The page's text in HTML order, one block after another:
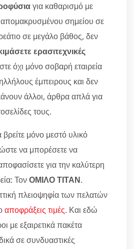
για καθαρισμό με
σημείου σε
σε μεγάλο βάθος, δεν
ερασιτεχνικές
όχι μόνο σοβαρή εταιρεία
έμπειρους και δεν
άλλοι, άρθρα απλά για
τους.
μόνο μεστό υλικό
να μπορέσετε να
για την καλύτερη
ΤονΟΜΙΛΟ ΤΙΤΑΝ.
πλειοψηφία των πελατών
αποφράξεις τιμές. Και εδώ
με εξαιρετικά πακέτα
σε συνδυαστικές